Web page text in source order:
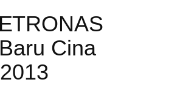
Cina